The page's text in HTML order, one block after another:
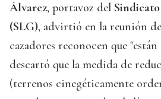
Álvarez, portavoz del
(SLG), advirtió en la reunión
cazadores reconocen que
descartó que la medida de
(terrenos cinegéticamente